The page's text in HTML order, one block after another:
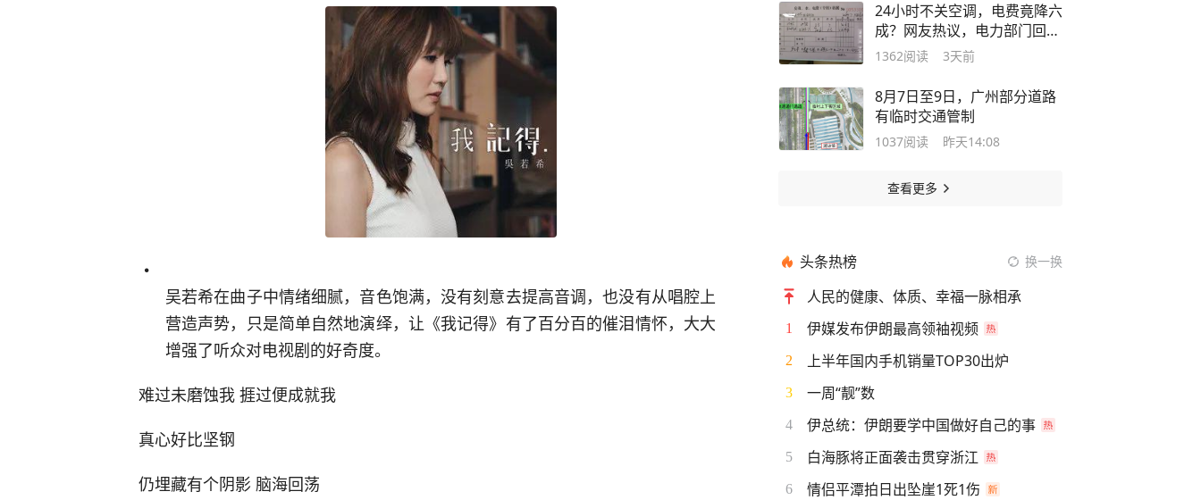
吴若希在曲子中情绪细腻，音色饱满，没有刻意去提高音调，也没有从唱腔上
营造声势，只是简单自然地演绎，让《我记得》有了百分百的催泪情怀，大大
增强了听众对电视剧的好奇度。
难过未磨蚀我 捱过便成就我
真心好比坚钢
仍埋藏有个阴影 脑海回荡
24小时不关空调，电费竟降六
成？网友热议，电力部门回应
→
1362阅读 3天前
8月7日至9日，广州部分道路
有临时交通管制
1037阅读 昨天14:08
查看更多
头条热榜 换一换
人民的健康、体质、幸福一脉相承
1 伊媒发布伊朗最高领袖视频
2 上半年国内手机销量TOP30出炉
3 一周“靓”数
4 伊总统：伊朗要学中国做好自己的事
5 白海豚将正面袭击贯穿浙江
6 情侣平潭拍日出坠崖1死1伤